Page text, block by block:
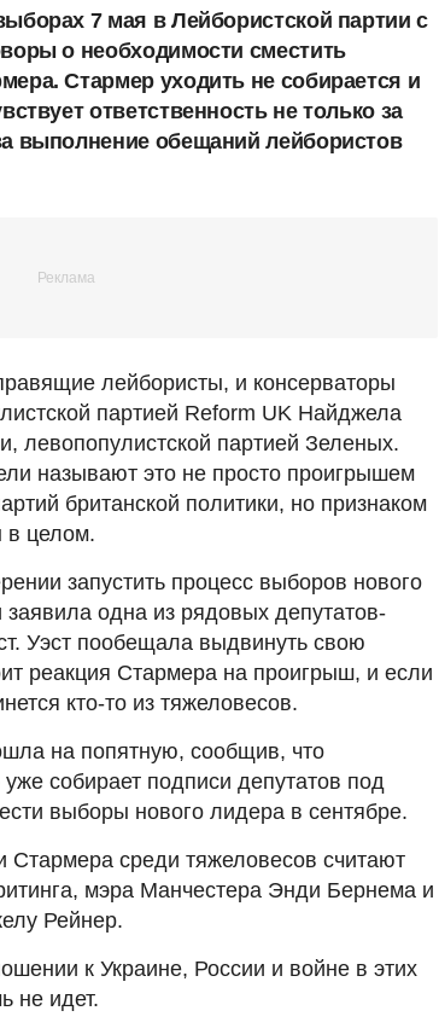
7 мая в Лейбористской партии с
о необходимости сместить
Стармер уходить не собирается и
ответственность не только за
выполнение обещаний лейбористов
лейбористы, и консерваторы
партией Reform UK Найджела
левопопулистской партией Зеленых.
называют это не просто проигрышем
британской политики, но признаком
в целом.
запустить процесс выборов нового
одна из рядовых депутатов-
Уэст пообещала выдвинуть свою
реакция Стармера на проигрыш, и если
кто-то из тяжеловесов.
на попятную, сообщив, что
собирает подписи депутатов под
выборы нового лидера в сентябре.
среди тяжеловесов считают
мэра Манчестера Энди Бернема и
Рейнер.
к Украине, России и войне в этих
не идет.